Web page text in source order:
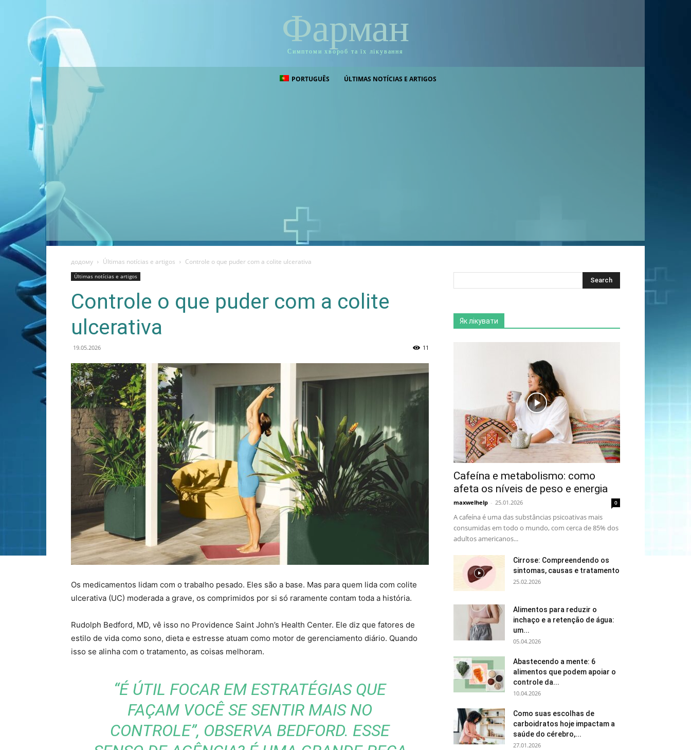
Фарман
Симптоми хвороб та їх лікування
PORTUGUÊS ÚLTIMAS NOTÍCIAS E ARTIGOS
додому Últimas notícias e artigos Controle o que puder com a colite ulcerativa
Últimas notícias e artigos
Controle o que puder com a colite
ulcerativa
19.05.2026 11
Os medicamentos lidam com o trabalho pesado. Eles são a base. Mas para quem lida com colite
ulcerativa (UC) moderada a grave, os comprimidos por si só raramente contam toda a história.
Rudolph Bedford, MD, vê isso no Providence Saint John’s Health Center. Ele diz que fatores de
estilo de vida como sono, dieta e estresse atuam como motor de gerenciamento diário. Quando
isso se alinha com o tratamento, as coisas melhoram.
“É ÚTIL FOCAR EM ESTRATÉGIAS QUE
FAÇAM VOCÊSE SENTIR MAIS NO
CONTROLE”, OBSERVA BEDFORD. ESSE
Як лікувати
Cafeína e metabolismo: como
afeta os níveis de peso e energia
maxwelhelp - 25.01.2026 0
A cafeína é uma das substâncias psicoativas mais
consumidas em todo o mundo, com cerca de 85% dos
adultos americanos...
Cirrose: Compreendendo os
sintomas, causas e tratamento
25.02.2026
Alimentos para reduzir o
inchaço e a retenção de água:
um...
05.04.2026
Abastecendo a mente: 6
alimentos que podem apoiar o
controle da...
10.04.2026
Como suas escolhas de
carboidratos hoje impactam a
saúde do cérebro,...
27.01.2026